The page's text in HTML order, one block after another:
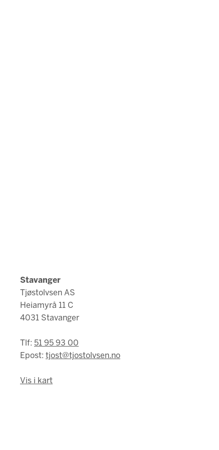
Stavanger
Tjøstolvsen AS
Heiamyrå 11 C
4031 Stavanger
Tlf: 51 95 93 00
Epost: tjost@tjostolvsen.no
Vis i kart